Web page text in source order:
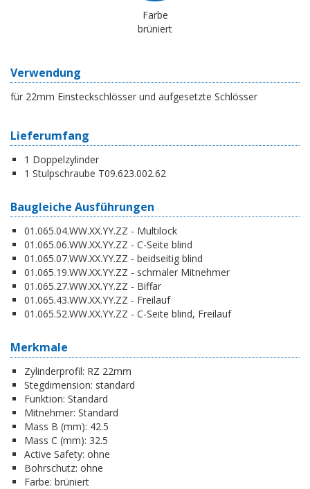
Farbe
brüniert
Verwendung
für 22mm Einsteckschlösser und aufgesetzte Schlösser
Lieferumfang
1 Doppelzylinder
1 Stulpschraube T09.623.002.62
Baugleiche Ausführungen
01.065.04.WW.XX.YY.ZZ - Multilock
01.065.06.WW.XX.YY.ZZ - C-Seite blind
01.065.07.WW.XX.YY.ZZ - beidseitig blind
01.065.19.WW.XX.YY.ZZ - schmaler Mitnehmer
01.065.27.WW.XX.YY.ZZ - Biffar
01.065.43.WW.XX.YY.ZZ - Freilauf
01.065.52.WW.XX.YY.ZZ - C-Seite blind, Freilauf
Merkmale
Zylinderprofil: RZ 22mm
Stegdimension: standard
Funktion: Standard
Mitnehmer: Standard
Mass B (mm): 42.5
Mass C (mm): 32.5
Active Safety: ohne
Bohrschutz: ohne
Farbe: brüniert